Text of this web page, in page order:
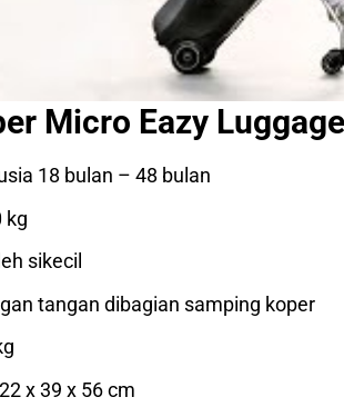
Micro Eazy
18 bulan – 48 bulan
kg
sikecil
tangan dibagian samping koper
x 39 x 56 cm